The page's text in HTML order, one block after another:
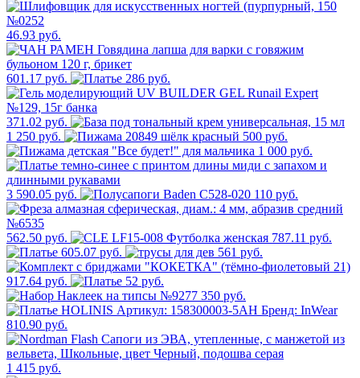
46.93 руб.
601.17 руб. 286 руб.
371.02 руб.
1 250 руб.
500 руб.
1 000 руб.
3 590.05 руб. 110 руб.
562.50 руб.
787.11 руб.
605.07 руб.
561 руб.
917.64 руб.
52 руб.
350 руб.
810.90 руб.
1 415 руб.